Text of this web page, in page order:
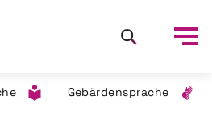
Gebärdensprache